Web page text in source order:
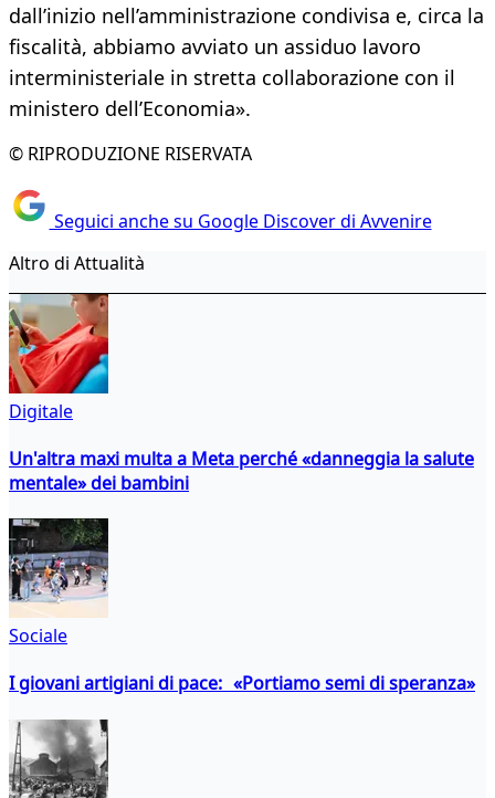
dall’inizio nell’amministrazione condivisa e, circa la
fiscalità, abbiamo avviato un assiduo lavoro
interministeriale in stretta collaborazione con il
ministero dell’Economia».
© RIPRODUZIONE RISERVATA
Seguici anche su Google Discover di Avvenire
Altro di Attualità
Digitale
Un'altra maxi multa a Meta perché «danneggia la salute
mentale» dei bambini
Sociale
I giovani artigiani di pace: «Portiamo semi di speranza»